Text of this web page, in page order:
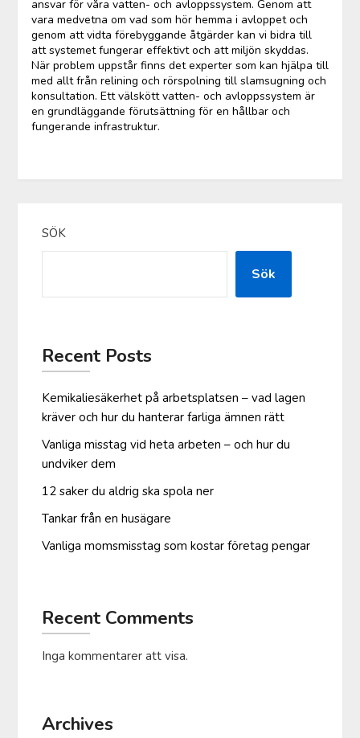
ansvar för våra vatten- och avloppssystem. Genom att
vara medvetna om vad som hör hemma i avloppet och
genom att vidta förebyggande åtgärder kan vi bidra till
att systemet fungerar effektivt och att miljön skyddas.
När problem uppstår finns det experter som kan hjälpa till
med allt från relining och rörspolning till slamsugning och
konsultation. Ett välskött vatten- och avloppssystem är
en grundläggande förutsättning för en hållbar och
fungerande infrastruktur.
SÖK
Sök
Recent Posts
Kemikaliesäkerhet på arbetsplatsen – vad lagen
kräver och hur du hanterar farliga ämnen rätt
Vanliga misstag vid heta arbeten – och hur du
undviker dem
12 saker du aldrig ska spola ner
Tankar från en husägare
Vanliga moms­misstag som kostar företag pengar
Recent Comments
Inga kommentarer att visa.
Archives